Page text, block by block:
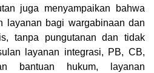
juga menyampaikan bahwa
layanan bagi wargabinaan dan
tanpa pungutanan dan tidak
layanan integrasi, PB, CB,
bantuan hukum, layanan